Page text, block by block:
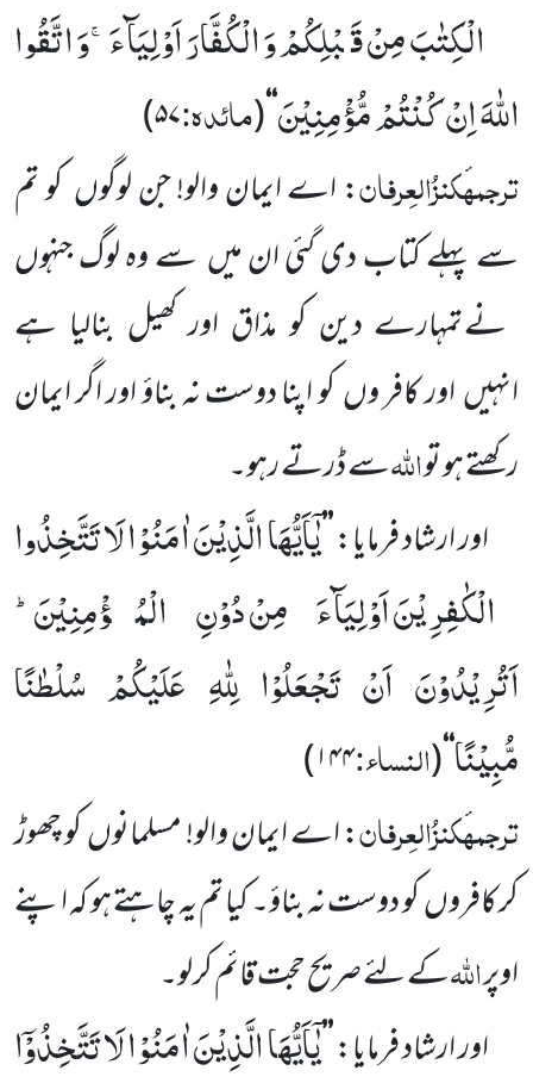
الْكِتٰبَ مِنْ قَبْلِكُمْ وَ الْكُفَّارَ اَوْلِیَآءَۚ-وَ اتَّقُوا
اللّٰهَ اِنْ كُنْتُمْ مُّؤْمِنِیْنَ‘‘
(مائدہ:۵۷)
ترجمہکنزُالعِرفان: اے ایمان والو! جن لوگوں کو تم
سےپہلے کتاب دی گئی ان میں سے وہ لوگ جنہوں
نے تمہارے دین کو مذاق اور کھیل بنالیا ہے
انہیںاور کافر وںکو اپنا دوست نہ بناؤ اور اگر ایمان
رکھتے ہو تواللّٰہسے ڈرتے رہو۔
اور ارشاد فرمایا:’’یٰۤاَیُّهَا الَّذِیْنَ اٰمَنُوْا لَا تَتَّخِذُوا
الْكٰفِرِیْنَ اَوْلِیَآءَ مِنْ دُوْنِ الْمُؤْمِنِیْنَؕ-
اَتُرِیْدُوْنَ اَنْ تَجْعَلُوْا لِلّٰهِ عَلَیْكُمْ سُلْطٰنًا
مُّبِیْنًا‘‘
(النساء:۱۴۴)
ترجمہکنزُالعِرفان: اے ایمان والو! مسلمانوںکو چھوڑ
کر کافروںکو دوست نہ بناؤ۔ کیا تم یہ چاہتے ہو کہ اپنے
اوپراللّٰہکے لئے صریح حجت قائم کرلو۔
اور ارشاد فرمایا:’’یٰۤاَیُّهَا الَّذِیْنَ اٰمَنُوْا لَا تَتَّخِذُوْۤا